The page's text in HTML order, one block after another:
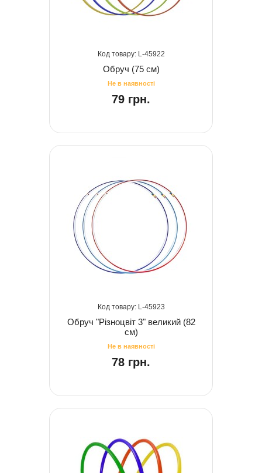
45922
Обруч (75 см)
79 грн.
45923
Обруч "Різноцвіт 3" великий (82
см)
78 грн.